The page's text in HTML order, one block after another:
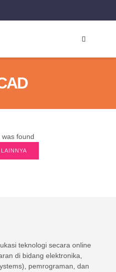
was found
teknologi secara online
di bidang elektronika,
pemrograman, dan